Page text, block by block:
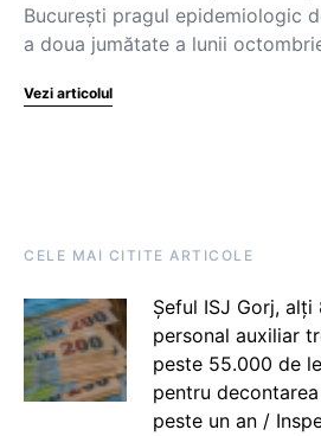
București pragul epidemiologic
a doua jumătate a lunii
Vezi articolul
CELE MAI CITITE ARTICOLE
Șeful ISJ Gorj,
personal auxiliar
peste 55.000 de
pentru
peste un an /